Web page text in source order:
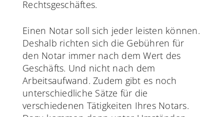
Rechtsgeschäftes.
Einen Notar soll sich jeder leisten können.
Deshalb richten sich die Gebühren für
den Notar immer nach dem Wert des
Geschäfts. Und nicht nach dem
Arbeitsaufwand. Zudem gibt es noch
unterschiedliche Sätze für die
verschiedenen Tätigkeiten Ihres Notars.